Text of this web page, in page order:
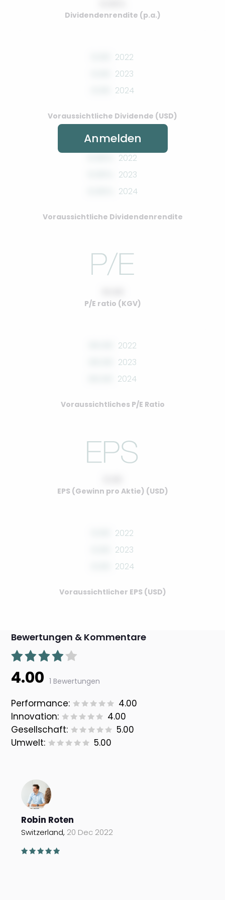
Dividendenrendite (p.a.)
2022
2023
2024
Voraussichtliche Dividende (USD)
2022
2023
2024
Voraussichtliche Dividendenrendite
P/E ratio (KGV)
2022
2023
2024
Voraussichtliches P/E Ratio
EPS (Gewinn pro Aktie) (USD)
2022
2023
2024
Voraussichtlicher EPS (USD)
Anmelden
Bewertungen & Kommentare
4.00 1 Bewertungen
Performance:
4.00
Innovation:
4.00
Gesellschaft:
5.00
Umwelt:
5.00
Robin Roten
Switzerland, 20 Dec 2022